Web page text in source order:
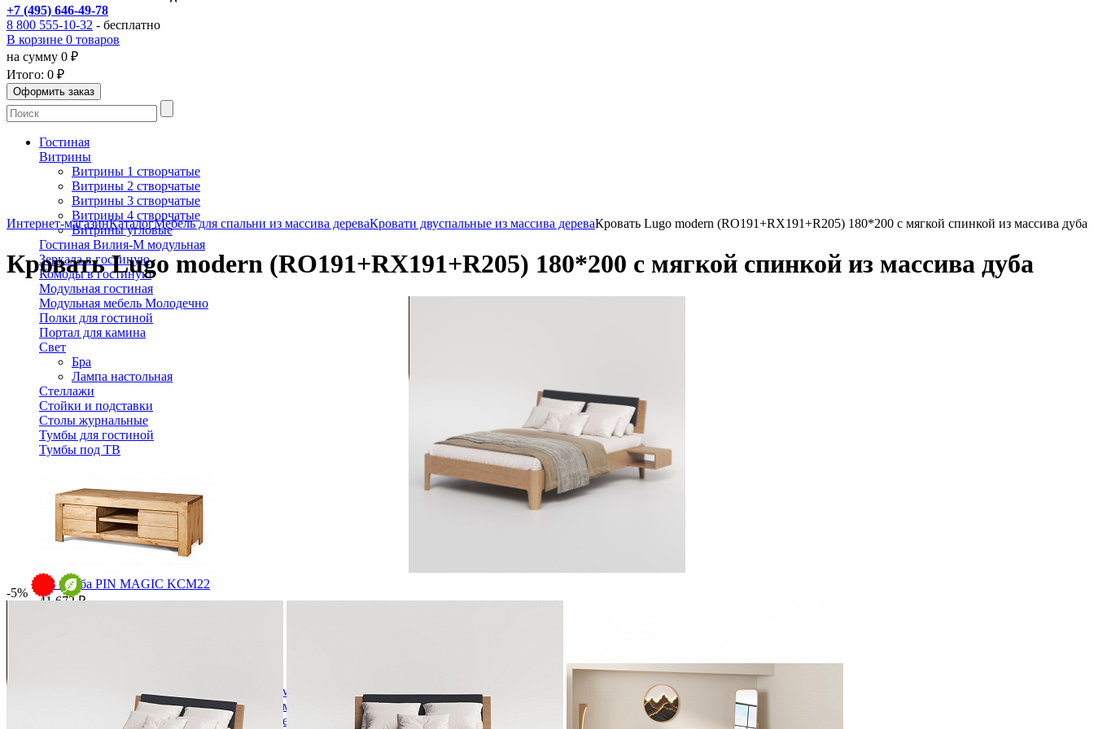
+7 (495) 646-49-78
8 800 555-10-32 - бесплатно
В корзине 0 товаров
на сумму 0 ₽
Итого: 0 ₽
Гостиная
Витрины
Витрины 1 створчатые
Витрины 2 створчатые
Витрины 3 створчатые
Витрины 4 створчатые
Витрины угловые
Гостиная Вилия-М модульная
Зеркала в гостиную
Комоды в гостиную
Модульная гостиная
Модульная мебель Молодечно
Полки для гостиной
Портал для камина
Свет
Бра
Лампа настольная
Стеллажи
Стойки и подставки
Столы журнальные
Тумбы для гостиной
Тумбы под ТВ
ТВ тумба PIN MAGIC KCM22
41 672 ₽
Деревянные кровати с подъемным механизмом
Кровати односпальные с подъемным механизмом
Кровати двуспальные с подъемным механизмом
Интернет-магазинКаталогМебель для спальни из массива дереваКровати двуспальные из массива дереваКровать Lugo modern (RO191+RX191+R205) 180*200 с мягкой спинкой из массива дуба
Кровать Lugo modern (RO191+RX191+R205) 180*200 с мягкой спинкой из массива дуба
-5%